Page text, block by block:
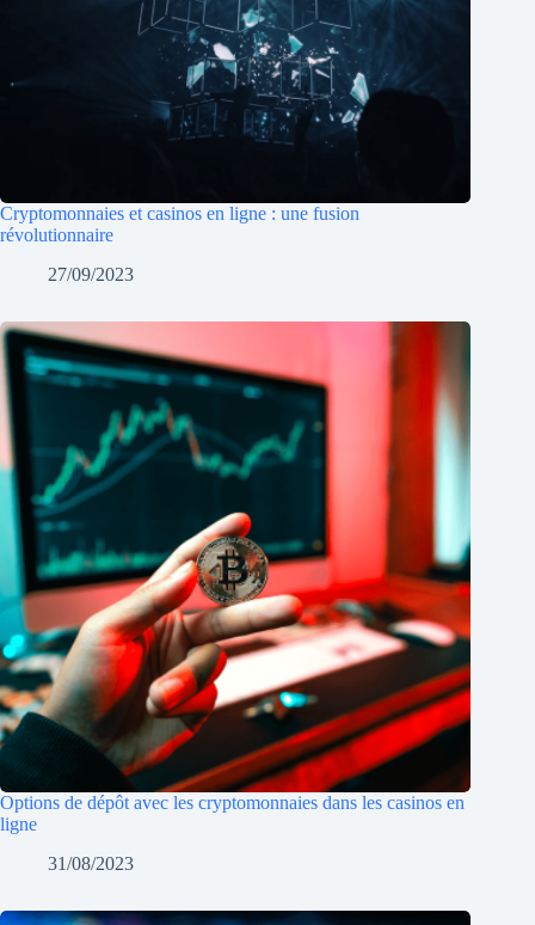
Cryptomonnaies et casinos en ligne : une fusion
révolutionnaire
27/09/2023
Options de dépôt avec les cryptomonnaies dans les casinos en
ligne
31/08/2023